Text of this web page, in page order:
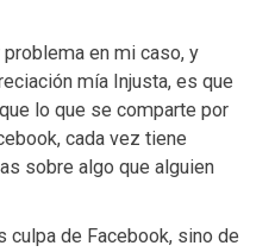
en mi caso, y
mía Injusta, es que
lo que se comparte por
cada vez tiene
sobre algo que alguien
culpa de Facebook, sino de